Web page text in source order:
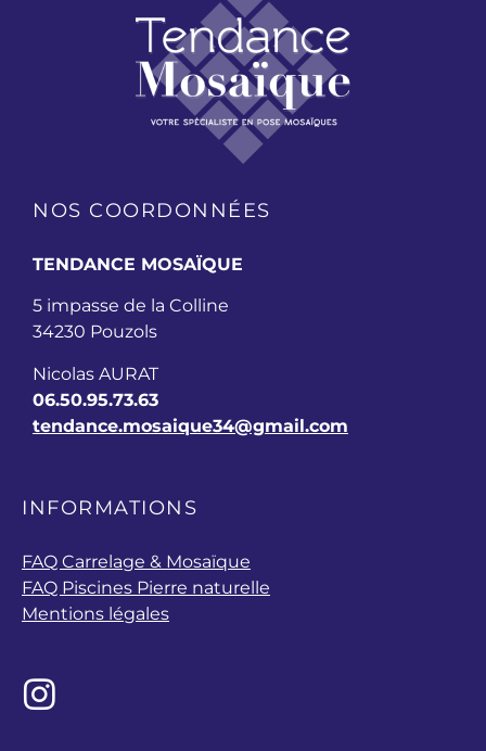
NOS COORDONNÉES
TENDANCE MOSAÏQUE
5 impasse de la Colline
34230 Pouzols
Nicolas AURAT
06.50.95.73.63
tendance.mosaique34@gmail.com
INFORMATIONS
FAQ Carrelage & Mosaïque
FAQ Piscines Pierre naturelle
Mentions légales